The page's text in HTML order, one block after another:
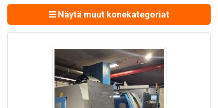
Näytä muut konekategoriat